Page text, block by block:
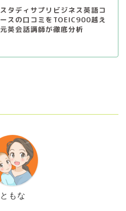
スタディサプリビジネス英語コ
ースの口コミをTOEIC900越え
元英会話講師が徹底分析
ともな